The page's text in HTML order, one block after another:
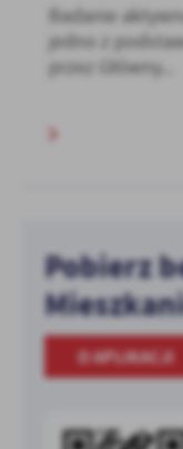
Badanie
jedno z
przez Główny...
Pobierz
O APLIKACJI